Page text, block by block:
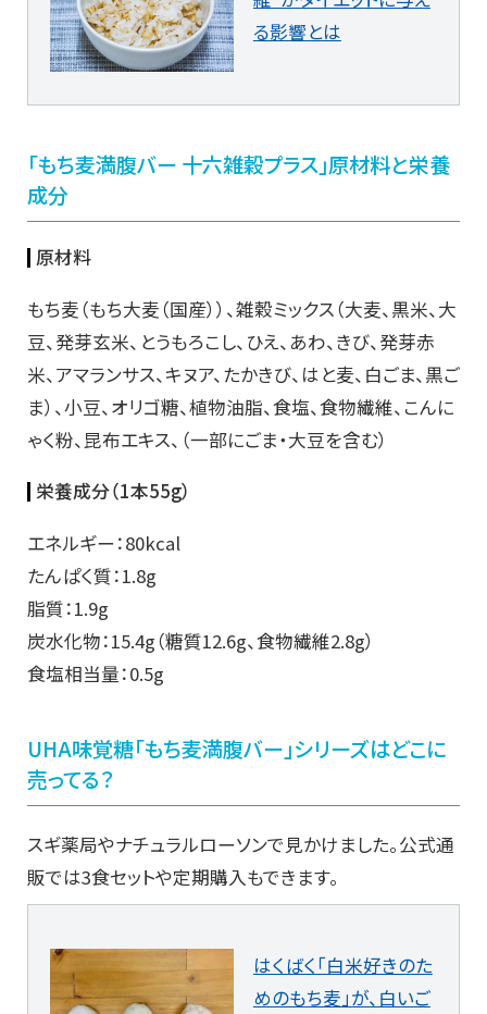
る影響とは
「もち麦満腹バー 十六雑穀プラス」原材料と栄養
成分
原材料
もち麦（もち大麦（国産））、雑穀ミックス（大麦、黒米、大
豆、発芽玄米、とうもろこし、ひえ、あわ、きび、発芽赤
米、アマランサス、キヌア、たかきび、はと麦、白ごま、黒ご
ま）、小豆、オリゴ糖、植物油脂、食塩、食物繊維、こんに
ゃく粉、昆布エキス、（一部にごま・大豆を含む）
栄養成分（1本55g）
エネルギー：80kcal
たんぱく質：1.8g
脂質：1.9g
炭水化物：15.4g（糖質12.6g、食物繊維2.8g）
食塩相当量：0.5g
UHA味覚糖「もち麦満腹バー」シリーズはどこに
売ってる？
スギ薬局やナチュラルローソンで見かけました。公式通
販では3食セットや定期購入もできます。
はくばく「白米好きのた
めのもち麦」が、白いご